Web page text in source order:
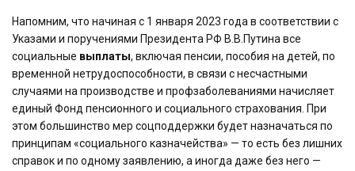
Напомним, что начиная с 1 января 2023 года в соответствии с
Указами и поручениями Президента РФ В.В.Путина все
социальные выплаты, включая пенсии, пособия на детей, по
временной нетрудоспособности, в связи с несчастными
случаями на производстве и профзаболеваниями начисляет
единый Фонд пенсионного и социального страхования. При
этом большинство мер соцподдержки будет назначаться по
принципам «социального казначейства» — то есть без лишних
справок и по одному заявлению, а иногда даже без него —